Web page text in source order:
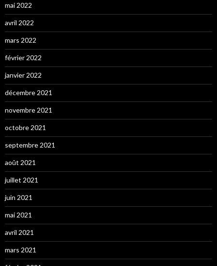
mai 2022
avril 2022
mars 2022
février 2022
janvier 2022
décembre 2021
novembre 2021
octobre 2021
septembre 2021
août 2021
juillet 2021
juin 2021
mai 2021
avril 2021
mars 2021